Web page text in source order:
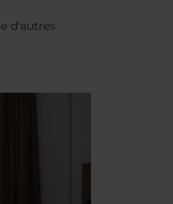
d'autres